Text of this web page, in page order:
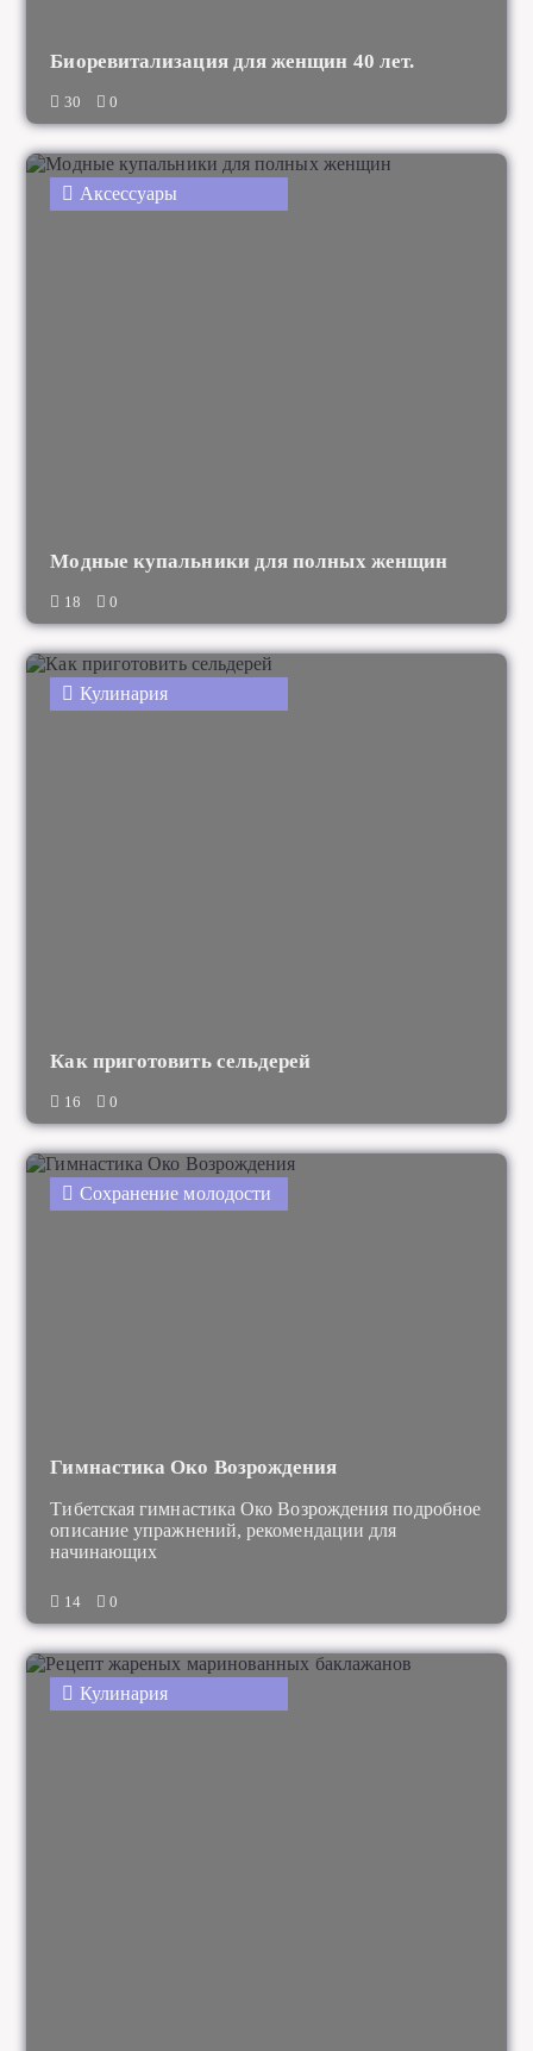
Биоревитализация для женщин 40 лет.
30 0
Аксессуары
Модные купальники для полных женщин
18 0
Кулинария
Как приготовить сельдерей
16 0
Сохранение молодости
Гимнастика Око Возрождения
Тибетская гимнастика Око Возрождения подробное
описание упражнений, рекомендации для
начинающих
14 0
Кулинария